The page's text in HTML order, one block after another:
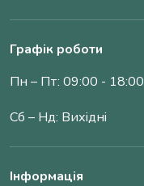
Графік роботи
Пн – Пт: 09:00 - 18:00
Сб – Нд: Вихідні
Інформація